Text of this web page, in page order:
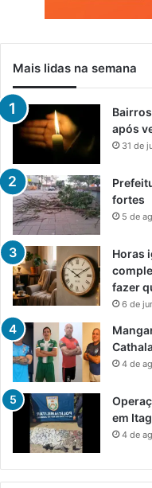
Mais lidas na semana
após
31 de
fortes
5 de
Horas
fazer
6 de
4 de
em
4 de